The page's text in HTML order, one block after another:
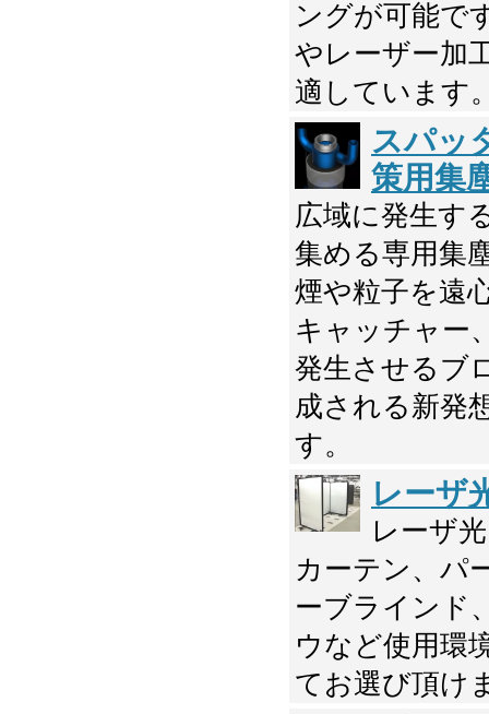
ングが可能で
やレーザー加
適しています
スパッ
策用集
広域に発生す
集める専用集
煙や粒子を遠
キャッチャー
発生させるブ
成される新発
す。
レーザ
レーザ
カーテン、パ
ーブラインド
ウなど使用環
てお選び頂け